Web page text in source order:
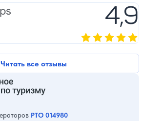
Читать все отзывы
4,9
РТО 014980